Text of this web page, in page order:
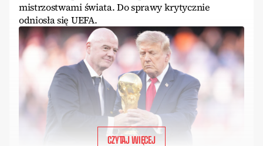
mistrzostwami świata. Do sprawy krytycznie
odniosła się UEFA.
CZYTAJ WIĘCEJ